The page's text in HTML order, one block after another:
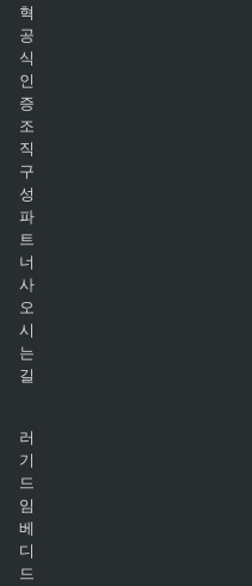
혁
공
식
인
증
조
직
구
성
파
트
너
사
오
시
는
길
러
기
드
임
베
디
드